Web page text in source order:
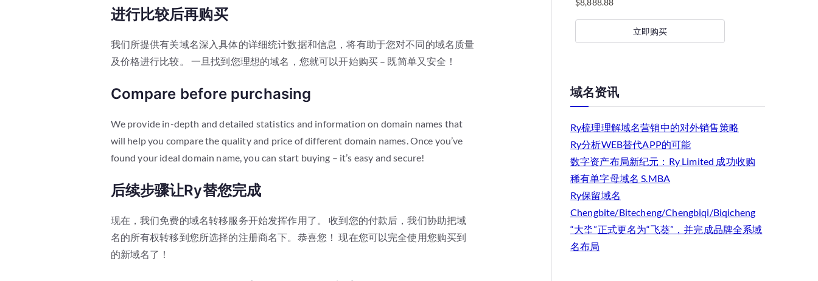
进行比较后再购买
我们所提供有关域名深入具体的详细统计数据和信息，将有助于您对不同的域名质量
及价格进行比较。 一旦找到您理想的域名，您就可以开始购买 – 既简单又安全！
Compare before purchasing
We provide in-depth and detailed statistics and information on domain names that
will help you compare the quality and price of different domain names. Once you’ve
found your ideal domain name, you can start buying – it’s easy and secure!
后续步骤让Ry替您完成
现在，我们免费的域名转移服务开始发挥作用了。 收到您的付款后，我们协助把域
名的所有权转移到您所选择的注册商名下。恭喜您！ 现在您可以完全使用您购买到
的新域名了！
立即购买
域名资讯
Ry梳理理解域名营销中的对外销售策略
Ry分析WEB替代APP的可能
数字资产布局新纪元：Ry Limited 成功收购
稀有单字母域名 S.MBA
Ry保留域名
Chengbite/Bitecheng/Chengbiqi/Biqicheng
“大坔”正式更名为“飞葵”，并完成品牌全系域
名布局